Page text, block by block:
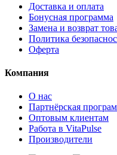
Доставка и оплата
Бонусная программа
Замена и возврат
Политика
Оферта
Компания
О нас
Партнёрская
Оптовым клиентам
Работа в VitaPulse
Производители